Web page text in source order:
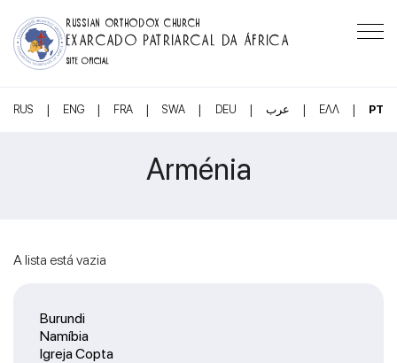
RUSSIAN ORTHODOX CHURCH
EXARCADO PATRIARCAL DA ÁFRICA
SITE OFICIAL
RUS | ENG | FRA | SWA | DEU | عرب | ΕΛΛ | PT
Arménia
Burundi
Namíbia
Igreja Copta
A lista está vazia